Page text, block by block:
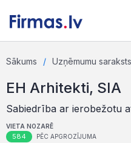
Sākums Uzņēmumu saraksts
EH Arhitekti, SIA
Sabiedrība ar ierobežotu
VIETA NOZARĒ
584 PĒC APGROZĪJUMA